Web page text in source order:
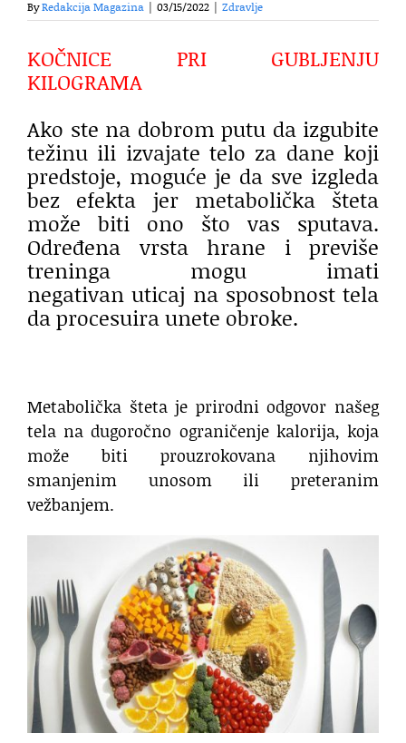
ByRedakcija Magazina 03/15/2022 Zdravlje
KOČNICE PRI GUBLJENJU
KILOGRAMA
Ako ste na dobrom putu da izgubite
težinu ili izvajate telo za dane koji
predstoje, moguće je da sve izgleda
bez efekta jer metabolička šteta
može biti ono što vas sputava.
Određena vrsta hrane i previše
treninga mogu imati
negativan uticaj na sposobnost tela
da procesuira unete obroke.
Metabolička šteta je prirodni odgovor našeg
tela na dugoročno ograničenje kalorija, koja
može biti prouzrokovana njihovim
smanjenim unosom ili preteranim
vežbanjem.